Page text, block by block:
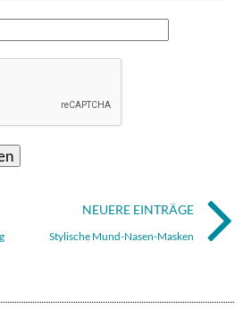
NEUERE EINTRÄGE
Stylische Mund-Nasen-Masken